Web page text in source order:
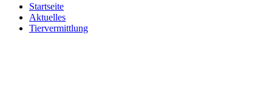
Startseite
Aktuelles
Tiervermittlung